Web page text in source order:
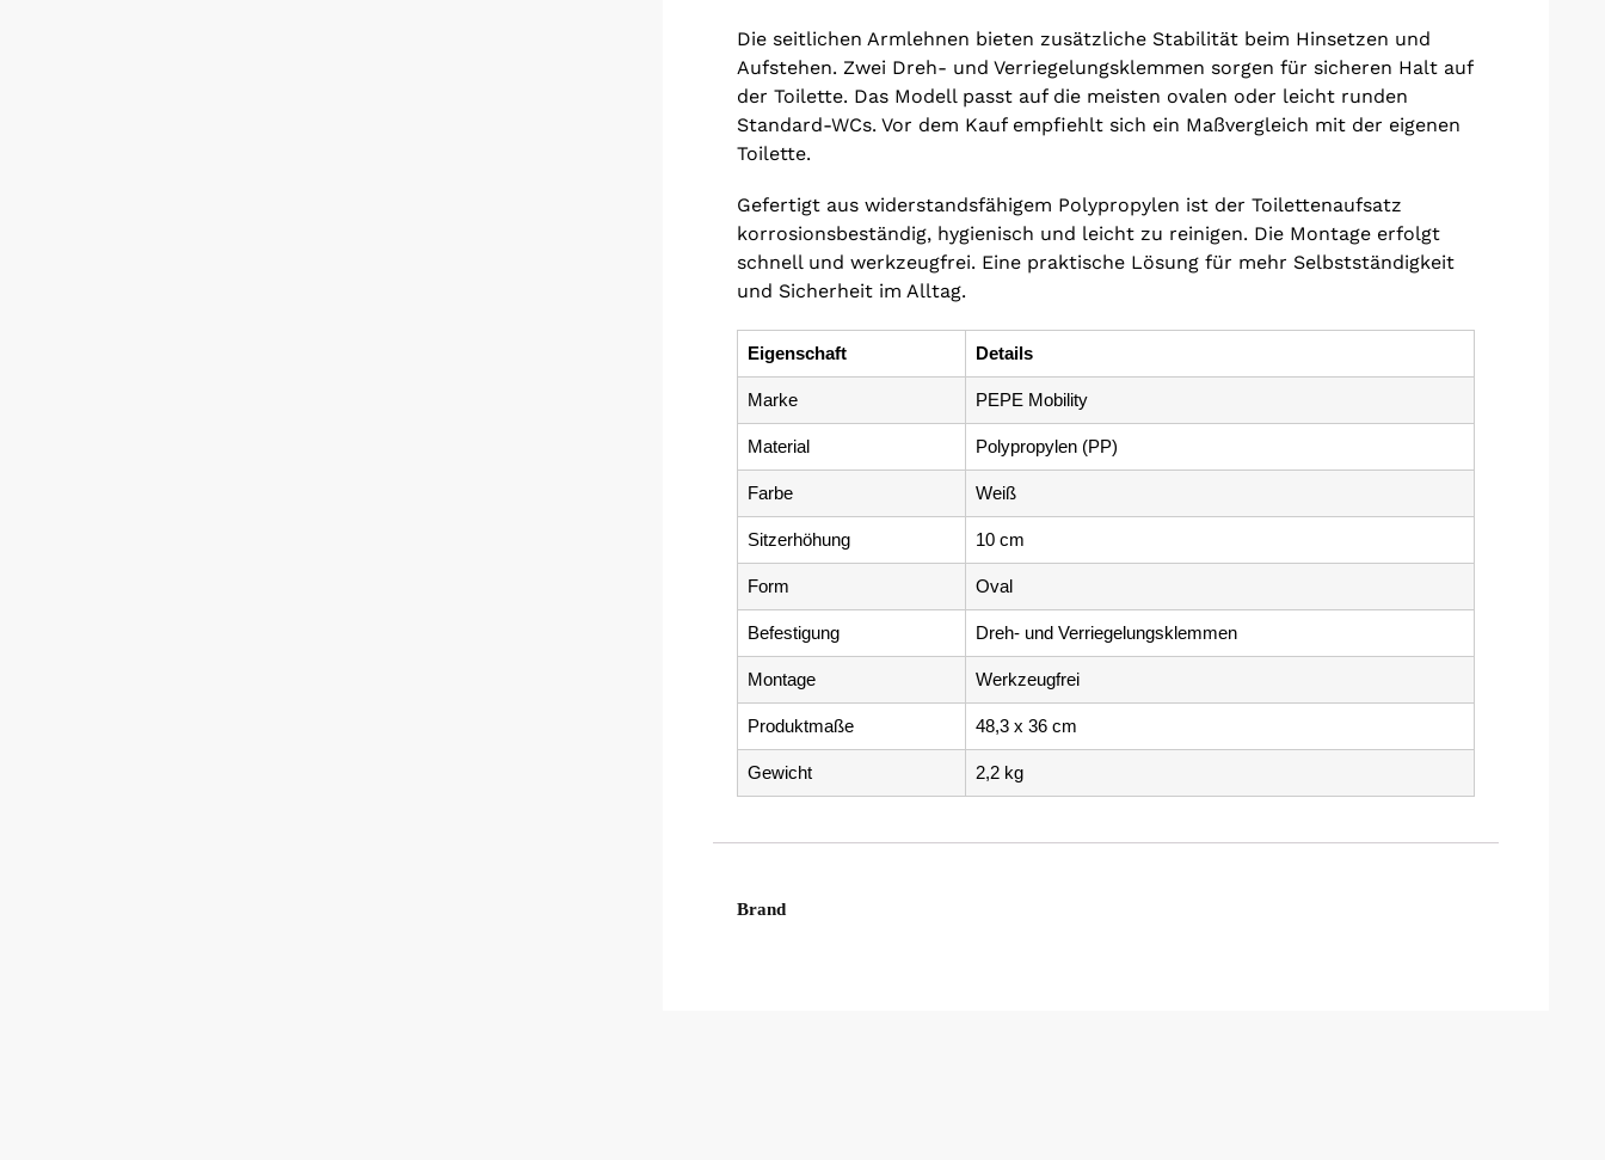
Die seitlichen Armlehnen bieten zusätzliche Stabilität beim Hinsetzen und
Aufstehen. Zwei Dreh- und Verriegelungsklemmen sorgen für sicheren Halt auf
der Toilette. Das Modell passt auf die meisten ovalen oder leicht runden
Standard-WCs. Vor dem Kauf empfiehlt sich ein Maßvergleich mit der eigenen
Toilette.
Gefertigt aus widerstandsfähigem Polypropylen ist der Toilettenaufsatz
korrosionsbeständig, hygienisch und leicht zu reinigen. Die Montage erfolgt
schnell und werkzeugfrei. Eine praktische Lösung für mehr Selbstständigkeit
und Sicherheit im Alltag.
Eigenschaft Details
Marke PEPE Mobility
Material Polypropylen (PP)
Farbe Weiß
Sitzerhöhung 10 cm
Form Oval
Befestigung Dreh- und Verriegelungsklemmen
Montage Werkzeugfrei
Produktmaße 48,3 x 36 cm
Gewicht 2,2 kg
Brand